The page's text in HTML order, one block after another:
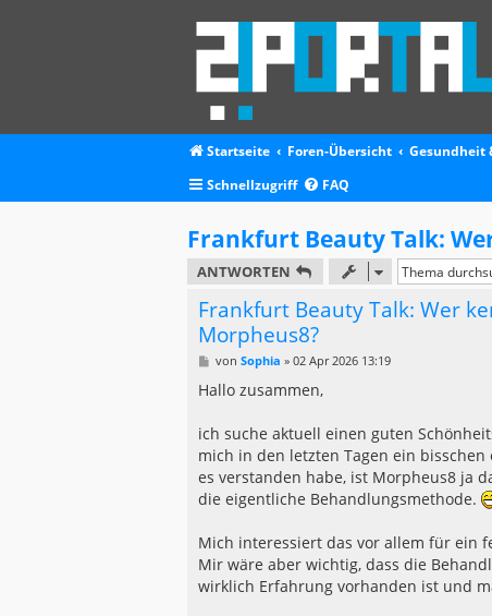
Startseite Foren-Übersicht
Gesundheit
Schnellzugriff
FAQ
Frankfurt Beauty Talk:
ANTWORTEN
Frankfurt Beauty Talk: Wer
Morpheus8?
B
i
a
g
von Sophia » 02 Apr 2026 13:19
Hallo zusammen,
ich suche aktuell einen guten
mich in den letzten Tagen ein
es verstanden habe, ist Morpheus8 ja
die eigentliche Behandlungsmethode.
Mich interessiert das vor allem für ein
Mir wäre aber wichtig, dass die
wirklich Erfahrung vorhanden ist und